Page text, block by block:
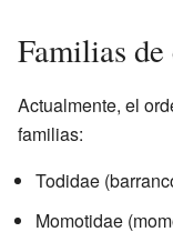
Familias
Actualmente, el
familias:
Todidae
Momotidae